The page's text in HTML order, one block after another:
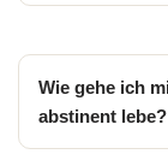
Wie gehe ich
abstinent lebe?